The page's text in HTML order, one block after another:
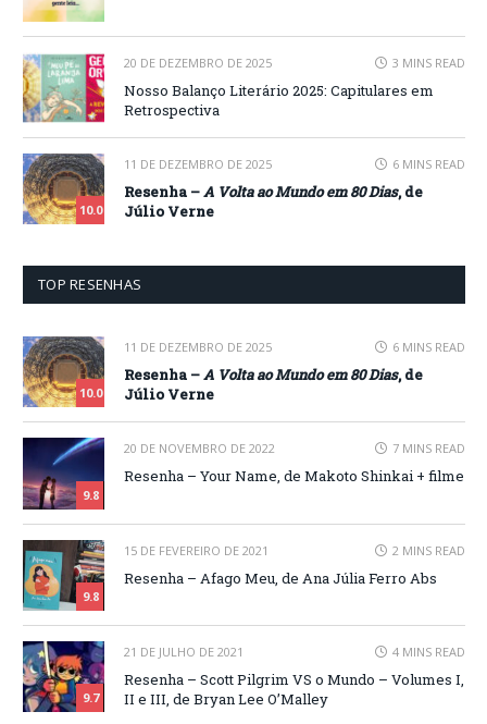
20 DE DEZEMBRO DE 2025 3 MINS READ
Nosso Balanço Literário 2025: Capitulares em
Retrospectiva
10.0
11 DE DEZEMBRO DE 2025 6 MINS READ
Resenha –A Volta ao Mundo em 80 Dias, de
Júlio Verne
TOP RESENHAS
10.0
11 DE DEZEMBRO DE 2025 6 MINS READ
Resenha –A Volta ao Mundo em 80 Dias, de
Júlio Verne
9.8
20 DE NOVEMBRO DE 2022 7 MINS READ
Resenha – Your Name, de Makoto Shinkai + filme
9.8
15 DE FEVEREIRO DE 2021 2 MINS READ
Resenha – Afago Meu, de Ana Júlia Ferro Abs
9.7
21 DE JULHO DE 2021 4 MINS READ
Resenha – Scott Pilgrim VS o Mundo – Volumes I,
II e III, de Bryan Lee O’Malley